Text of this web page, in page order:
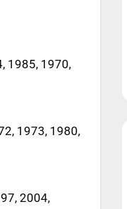
1985, 1970,
1973, 1980,
2004,